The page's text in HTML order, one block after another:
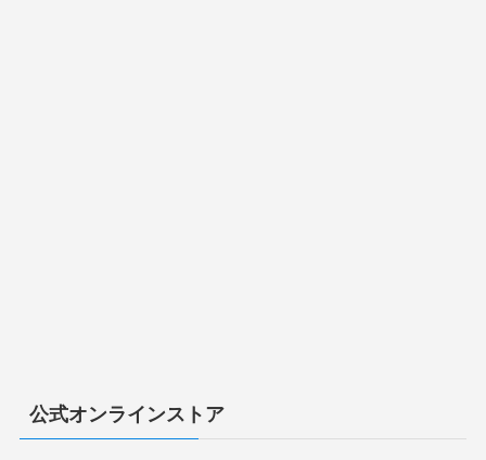
公式オンラインストア